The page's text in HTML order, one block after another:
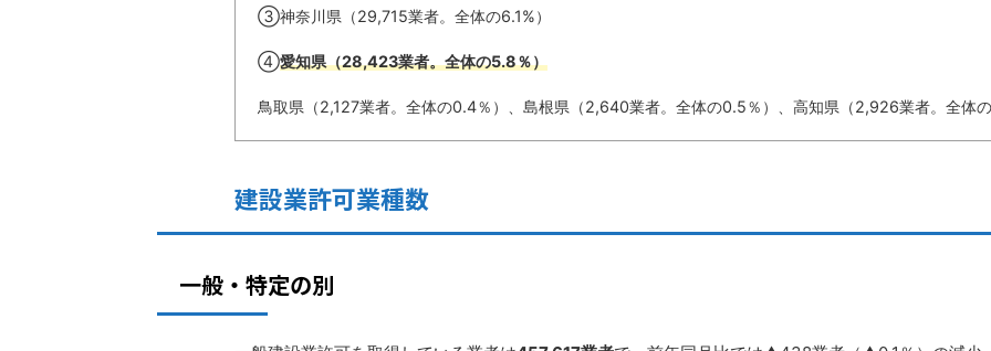
③神奈川県（29,715業者。全体の6.1%）
④愛知県（28,423業者。全体の5.8％）
鳥取県（2,127業者。全体の0.4％）、島根県（2,640業者。全体の0.5％）、高知県（2,926業者。全体の
建設業許可業種数
一般・特定の別